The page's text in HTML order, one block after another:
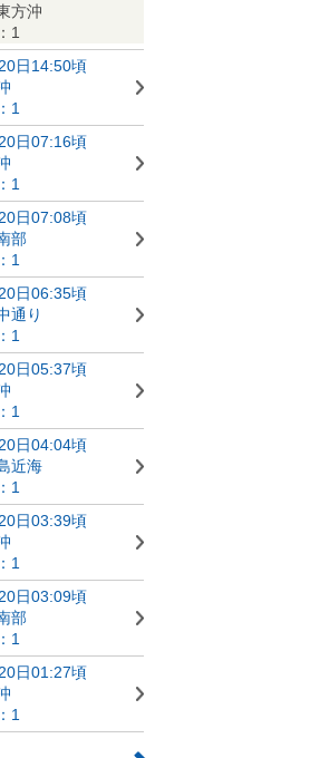
方沖
1
日14:50頃
1
日07:16頃
1
日07:08頃
部
1
日06:35頃
通り
1
日05:37頃
1
日04:04頃
近海
1
日03:39頃
1
日03:09頃
部
1
日01:27頃
1